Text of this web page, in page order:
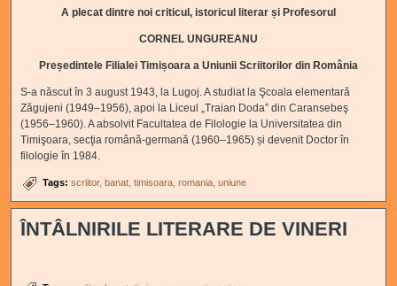
A plecat dintre noi criticul, istoricul literar și Profesorul
CORNEL UNGUREANU
Președintele Filialei Timișoara a Uniunii Scriitorilor din România
S-a născut în 3 august 1943, la Lugoj. A studiat la Şcoala elementară
Zăgujeni (1949–1956), apoi la Liceul „Traian Doda” din Caransebeş
(1956–1960). A absolvit Facultatea de Filologie la Universitatea din
Timişoara, secţia română-germană (1960–1965) și devenit Doctor în
filologie în 1984.
Tags:scriitor banat timisoara romania uniune
ÎNTÂLNIRILE LITERARE DE VINERI